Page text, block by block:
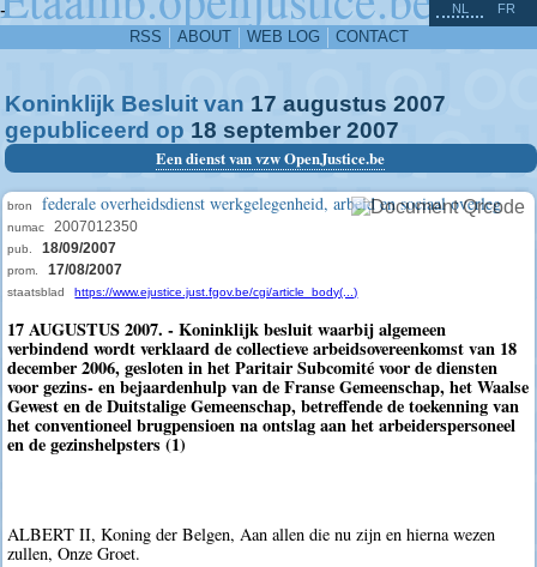
-
RSS ABOUT WEB LOG CONTACT
NL FR
Koninklijk Besluit van 17 augustus 2007
gepubliceerd op 18 september 2007
Een dienst van vzw OpenJustice.be
bron federale overheidsdienst werkgelegenheid, arbeid en sociaal overleg
numac 2007012350
pub. 18/09/2007
prom. 17/08/2007
staatsblad https://www.ejustice.just.fgov.be/cgi/article_body(...)
17 AUGUSTUS 2007. - Koninklijk besluit waarbij algemeen
verbindend wordt verklaard de collectieve arbeidsovereenkomst van 18
december 2006, gesloten in het Paritair Subcomité voor de diensten
voor gezins- en bejaardenhulp van de Franse Gemeenschap, het Waalse
Gewest en de Duitstalige Gemeenschap, betreffende de toekenning van
het conventioneel brugpensioen na ontslag aan het arbeiderspersoneel
en de gezinshelpsters (1)
ALBERT II, Koning der Belgen, Aan allen die nu zijn en hierna wezen
zullen, Onze Groet.
^